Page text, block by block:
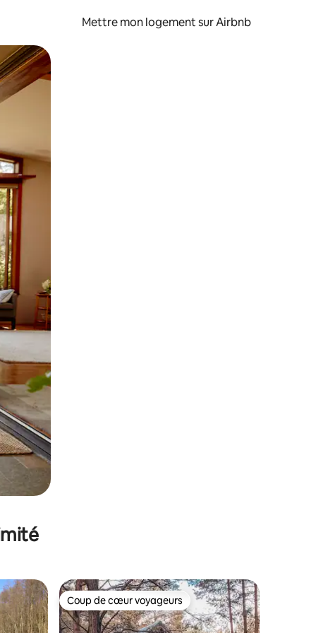
Mettre mon logement sur Airbnb
glisser.
Coup de cœur voyageurs
Coup de cœur voyageurs